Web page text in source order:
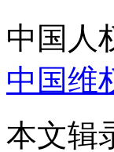
中国人
中国维
本文辑